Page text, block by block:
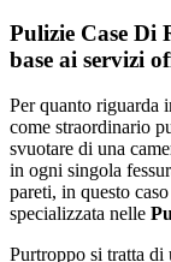
Pulizie Case Di
base ai servizi
Per quanto riguarda
come straordinario
svuotare di una
in ogni singola
pareti, in questo
specializzata nelle
Purtroppo si tratta di